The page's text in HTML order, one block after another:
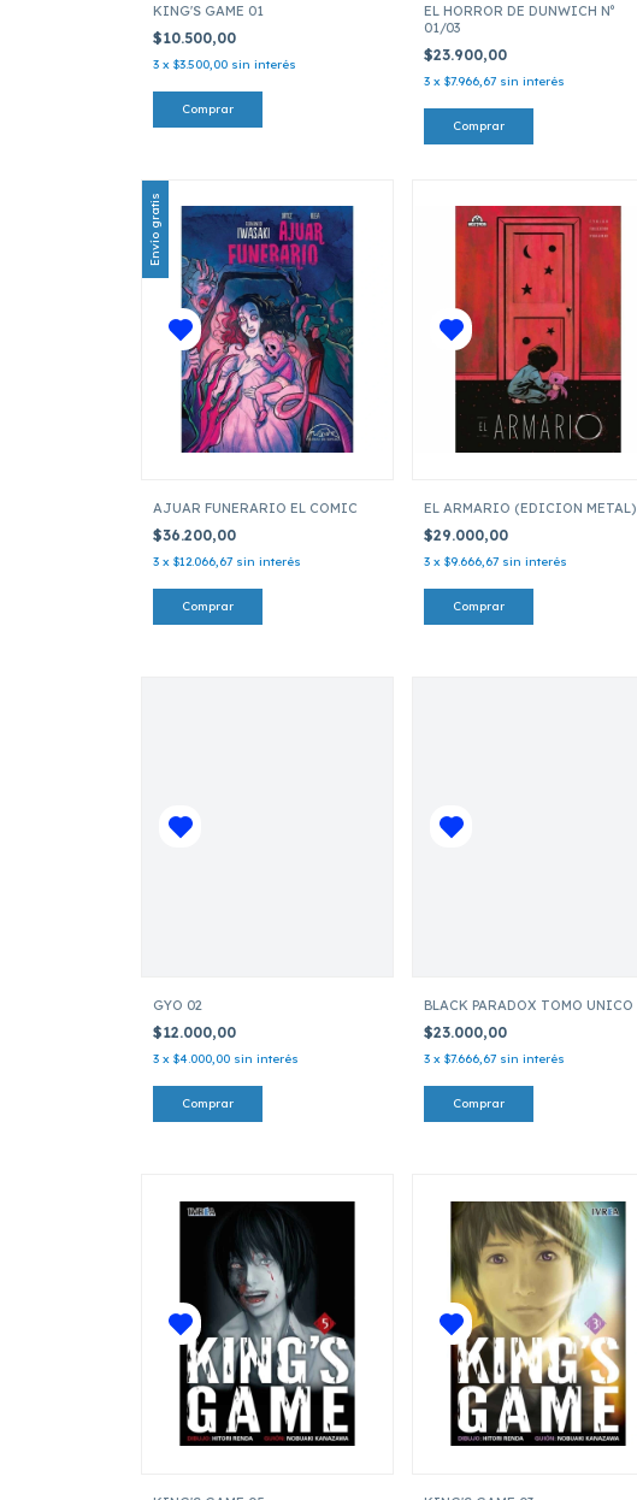
KING'S GAME 01
$10.500,00
3 x $3.500,00 sin interés
EL HORROR DE DUNWICH Nº
01/03
$23.900,00
3 x $7.966,67 sin interés
Envío gratis
AJUAR FUNERARIO EL COMIC
$36.200,00
3 x $12.066,67 sin interés
EL ARMARIO (EDICION METAL)
$29.000,00
3 x $9.666,67 sin interés
GYO 02
$12.000,00
3 x $4.000,00 sin interés
BLACK PARADOX TOMO UNICO
$23.000,00
3 x $7.666,67 sin interés